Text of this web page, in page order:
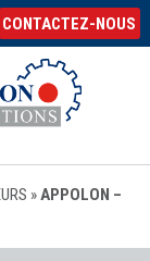
CONTACTEZ-NOUS
»APPOLON –